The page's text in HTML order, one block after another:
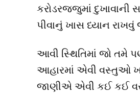
કરોડરજ્જુમાં
પીવાનું ખાસ ધ્યાન
આવી સ્થિતિમાં જો તમે
આહારમાં એવી વસ્તુઓ
જાણીએ એવી કઈ કઈ